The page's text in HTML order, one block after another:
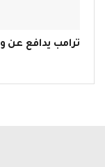
ترامب يدافع عن